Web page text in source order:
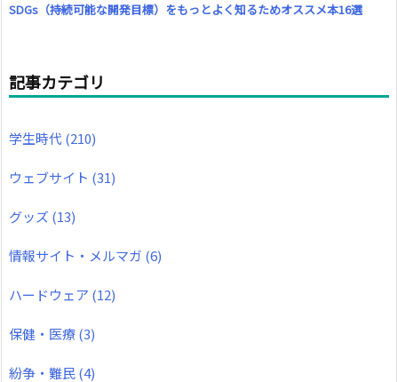
SDGs（持続可能な開発目標）をもっとよく知るためオススメ本16選
記事カテゴリ
学生時代(210)
ウェブサイト (31)
グッズ (13)
情報サイト・メルマガ (6)
ハードウェア (12)
保健・医療(3)
紛争・難民(4)